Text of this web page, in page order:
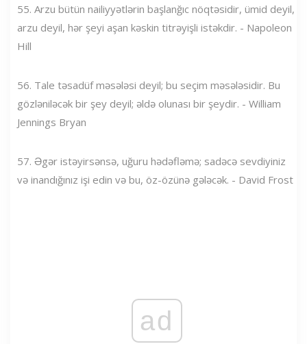
55. Arzu bütün nailiyyətlərin başlanğıc nöqtəsidir, ümid deyil,
arzu deyil, hər şeyi aşan kəskin titrəyişli istəkdir. - Napoleon
Hill
56. Tale təsadüf məsələsi deyil; bu seçim məsələsidir. Bu
gözləniləcək bir şey deyil; əldə olunası bir şeydir. - William
Jennings Bryan
57. Əgər istəyirsənsə, uğuru hədəfləmə; sadəcə sevdiyiniz
və inandığınız işi edin və bu, öz-özünə gələcək. - David Frost
ad